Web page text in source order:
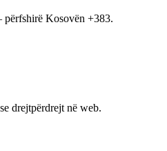
Kosovën +383.
drejtpërdrejt në web.